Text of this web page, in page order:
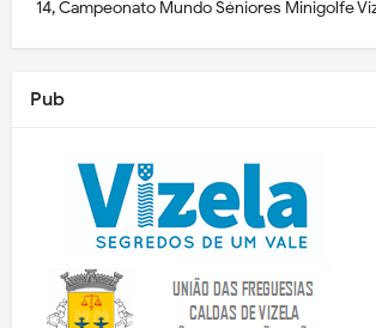
14, Campeonato Mundo Séniores Minigolfe
Pub